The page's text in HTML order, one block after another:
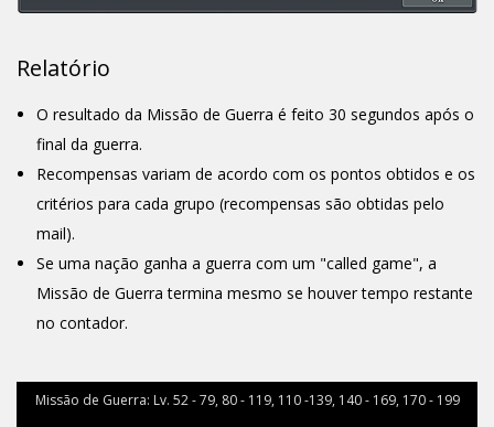
Relatório
O resultado da Missão de Guerra é feito 30 segundos após o
final da guerra.
Recompensas variam de acordo com os pontos obtidos e os
critérios para cada grupo (recompensas são obtidas pelo
mail).
Se uma nação ganha a guerra com um "called game", a
Missão de Guerra termina mesmo se houver tempo restante
no contador.
Missão de Guerra: Lv. 52 - 79, 80 - 119, 110 -139, 140 - 169, 170 - 199